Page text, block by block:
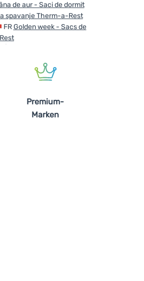
de aur - Saci de dormit
spavanje Therm-a-Rest
FRGolden week - Sacs de
Premium-
Marken